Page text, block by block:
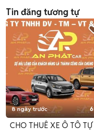
Tin đăng tương tự
8 ngày trước 6
CHO THUÊ XE Ô TÔ TỰ